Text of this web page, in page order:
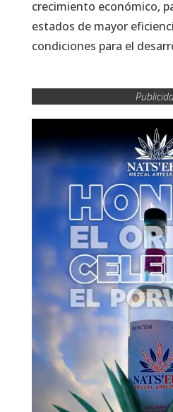
crecimiento económico,
estados de mayor
condiciones para el